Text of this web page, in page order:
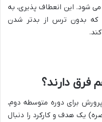
لحاظ می شود. این انعطاف پذیری، به
که بدون ترس از بدتر شدن
فرق دارند؟
برای دوره متوسطه دوم،
یک هدف و کارکرد را دنبال